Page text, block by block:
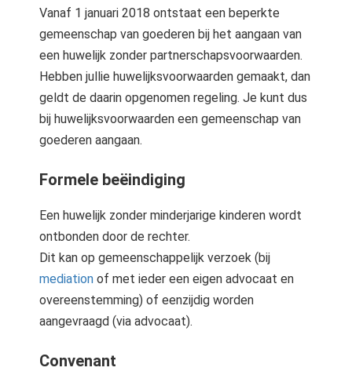
Vanaf 1 januari 2018 ontstaat een beperkte
gemeenschap van goederen bij het aangaan van
een huwelijk zonder partnerschapsvoorwaarden.
Hebben jullie huwelijksvoorwaarden gemaakt, dan
geldt de daarin opgenomen regeling. Je kunt dus
bij huwelijksvoorwaarden een gemeenschap van
goederen aangaan.
Formele beëindiging
Een huwelijk zonder minderjarige kinderen wordt
ontbonden door de rechter.
Dit kan op gemeenschappelijk verzoek (bij
mediation of met ieder een eigen advocaat en
overeenstemming) of eenzijdig worden
aangevraagd (via advocaat).
Convenant